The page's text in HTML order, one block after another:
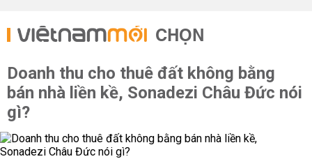
CHỌN
Doanh thu cho thuê đất không bằng
bán nhà liền kề, Sonadezi Châu Đức nói
gì?